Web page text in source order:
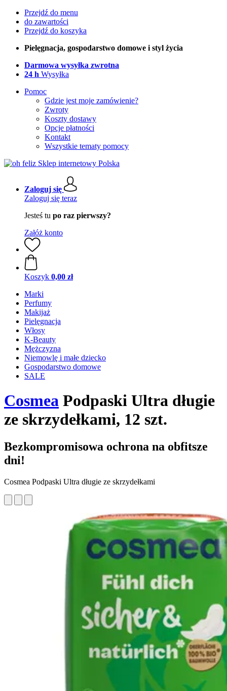
Przejdź do menu
do zawartości
Przejdź do koszyka
Pielęgnacja, gospodarstwo domowe i styl życia
Darmowa wysyłka zwrotna
24 h Wysyłka
Pomoc
Gdzie jest moje zamówienie?
Zwroty
Koszty dostawy
Opcje płatności
Kontakt
Wszystkie tematy pomocy
Zaloguj się
Zaloguj się teraz
Jesteś tu po raz pierwszy?
Załóż konto
Koszyk 0,00 zł
Marki
Perfumy
Makijaż
Pielęgnacja
Włosy
K-Beauty
Mężczyzna
Niemowlę i małe dziecko
Gospodarstwo domowe
SALE
Cosmea Podpaski Ultra długie
ze skrzydełkami, 12 szt.
Bezkompromisowa ochrona na obfitsze
dni!
Cosmea Podpaski Ultra długie ze skrzydełkami